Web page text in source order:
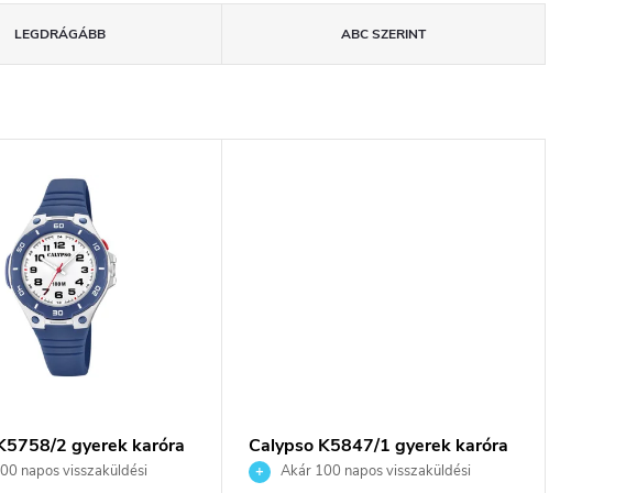
LEGDRÁGÁBB ABC SZERINT
2 gyerek karóra
napos visszaküldési
Calypso K5847/1 gyerek karóra
Akár 100 napos visszaküldési